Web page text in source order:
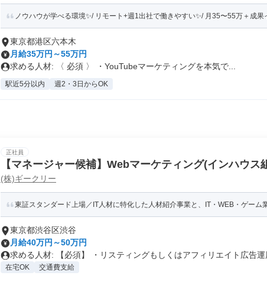
ノウハウが学べる環境✨/ リモート+週1出社で働きやすい✨/ 月35〜55万＋成果
東京都港区六本木
月給35万円～55万円
求める人材: 〈 必須 〉 ・YouTubeマーケティングを本気で...
駅近5分以内 週2・3日からOK
正社員
【マネージャー候補】Webマーケティング(インハウ
戦略立案)
(株)ギークリー
東証スタンダード上場／IT人材に特化した人材紹介事業と、IT・WEB・ゲーム
東京都渋谷区渋谷
月給40万円～50万円
求める人材: 【必須】 ・リスティングもしくはアフィリエイト広告運
在宅OK 交通費支給